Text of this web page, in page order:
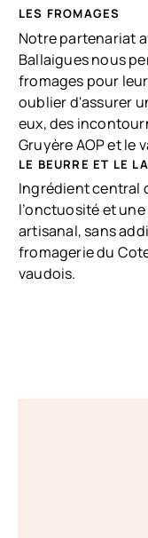
LES FROMAGES
Notre partenariat
Ballaiguesnous
fromages pour
oublier d'assurer
eux, des
Gruyère AOP et le
LE BEURRE ET LE
Ingrédient central
l’onctuosité et
artisanal, sans
fromagerie du
vaudois.